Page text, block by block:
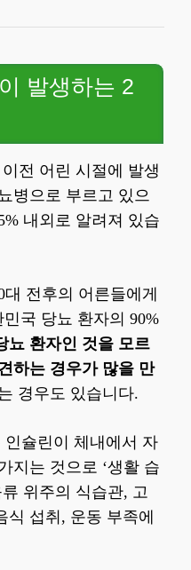
발생하는 2
전 어린 시절에 발생
병으로 부르고 있으
내외로 알려져 있습
전후의 어른들에게
국 당뇨 환자의 90%
뇨 환자인 것을 모르
하는 경우가 많을 만
경우도 있습니다.
슐린이 체내에서 자
지는 것으로 ‘생활 습
위주의 식습관, 고
섭취, 운동 부족에